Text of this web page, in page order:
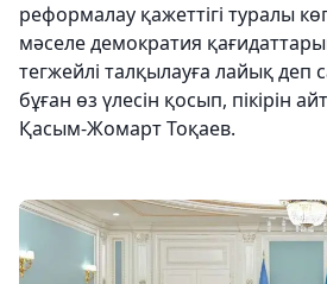
реформалау қажеттігі туралы
мәселе демократия
тегжейлі талқылауға лайық деп
бұған өз үлесін қосып, пікірін
Қасым-Жомарт Тоқаев.